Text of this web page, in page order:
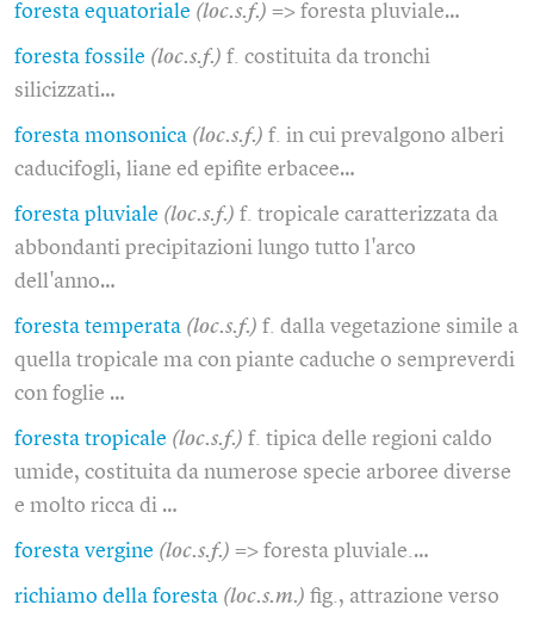
foresta equatoriale (loc.s.f.) => foresta pluviale…
foresta fossile (loc.s.f.) f. costituita da tronchi
silicizzati…
foresta monsonica (loc.s.f.) f. in cui prevalgono alberi
caducifogli, liane ed epifite erbacee…
foresta pluviale (loc.s.f.) f. tropicale caratterizzata da
abbondanti precipitazioni lungo tutto l'arco
dell'anno…
foresta temperata (loc.s.f.) f. dalla vegetazione simile a
quella tropicale ma con piante caduche o sempreverdi
con foglie …
foresta tropicale (loc.s.f.) f. tipica delle regioni caldo
umide, costituita da numerose specie arboree diverse
e molto ricca di …
foresta vergine (loc.s.f.) => foresta pluviale.…
richiamo della foresta (loc.s.m.) fig., attrazione verso